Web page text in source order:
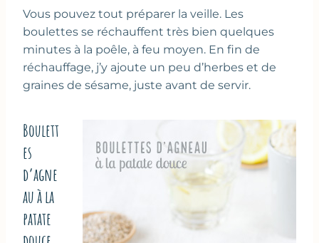
Vous pouvez tout préparer la veille. Les
boulettes se réchauffent très bien quelques
minutes à la poêle, à feu moyen. En fin de
réchauffage, j’y ajoute un peu d’herbes et de
graines de sésame, juste avant de servir.
Boulett
es
d’agne
au à la
patate